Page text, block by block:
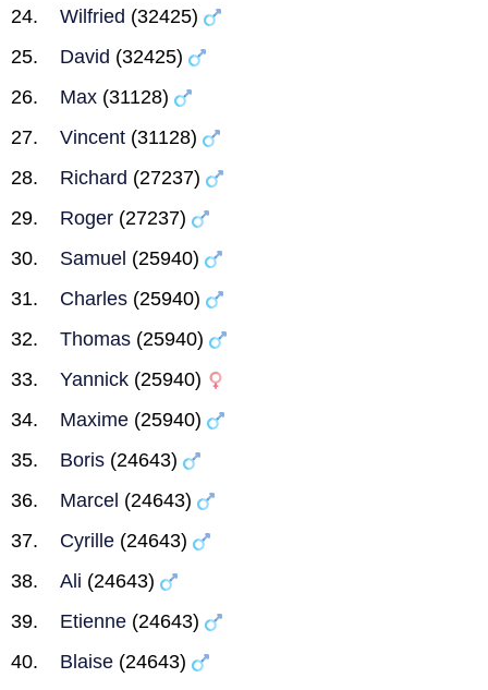
Wilfried (32425)
David (32425)
Max (31128)
Vincent (31128)
Richard (27237)
Roger (27237)
Samuel (25940)
Charles (25940)
Thomas (25940)
Yannick (25940)
Maxime (25940)
Boris (24643)
Marcel (24643)
Cyrille (24643)
Ali (24643)
Etienne (24643)
Blaise (24643)